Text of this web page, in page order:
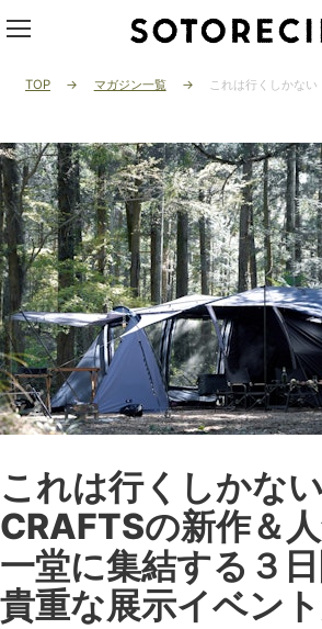
TOP マガジン一覧 これは行くしかな
これは行くしかな
CRAFTSの新作＆
一堂に集結する３
貴重な展示イベント